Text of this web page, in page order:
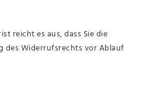
reicht es aus, dass Sie die
des Widerrufsrechts vor Ablauf